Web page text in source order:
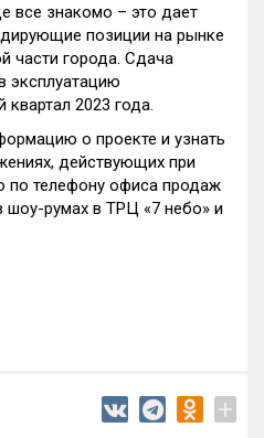
все знакомо – это дает
позиции на рынке
части города. Сдача
эксплуатацию
квартал 2023 года.
о проекте и узнать
действующих при
по телефону офиса продаж
шоу-румах в ТРЦ «7 небо» и
+